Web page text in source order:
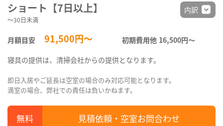
ショート【7日以上】
～30日未満
月額目安 91,500円～ 初期費用他 16,500円〜
内訳
寝具の提供は、清掃会社からの提供となります。
即日入居やご延長は空室の場合のみ対応可能となります。
満室の場合、弊社での責任は負いかねます。
見積依頼・空室お問合わせ